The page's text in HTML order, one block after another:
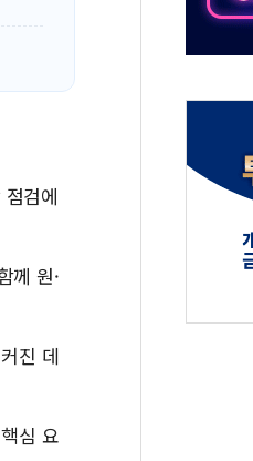
재개발 정상화시 5년 내 9만가구 순
검에
께 원·
진 데
심 요